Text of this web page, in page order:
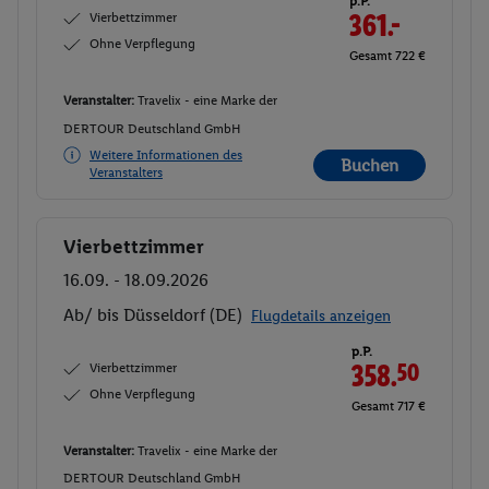
Vierbettzimmer
Ohne Verpflegung
361.-
Gesamt 722 €
Veranstalter: Travelix - eine Marke der
DERTOUR Deutschland GmbH
Weitere Informationen des
Veranstalters
Buchen
Buchen
Vierbettzimmer
16.09. - 18.09.2026
Ab/ bis Düsseldorf (DE) Flugdetails anzeigen
Vierbettzimmer
Ohne Verpflegung
p.P.
358.50
Gesamt 717 €
Veranstalter: Travelix - eine Marke der
DERTOUR Deutschland GmbH